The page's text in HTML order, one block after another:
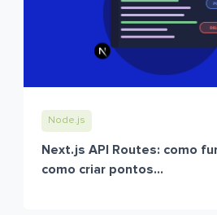
Node.js
Next.js API Routes: como
como criar pontos...